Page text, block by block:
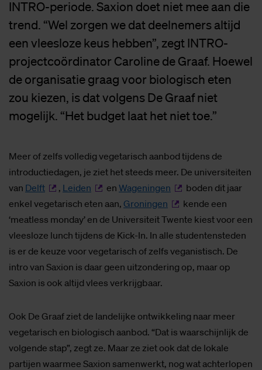
INTRO-periode. Saxion doet niet mee aan die
trend. “Wel zorgen we dat deelnemers altijd
een vleesloze keus hebben”, zegt INTRO-
projectcoördinator Caroline de Graaf. Hoewel
de organisatie graag voor biologisch eten
zou kiezen, is dat volgens De Graaf niet
mogelijk. “Het budget laat het niet toe.”
Meer of zelfs volledig vegetarisch aanbod tijdens de
introductiedagen, je ziet het steeds meer. De universiteiten
van Delft , Leiden en Wageningen
boden dit jaar
enkel vegetarisch eten aan, Groningen
kende een
‘meatless monday’ en de Universiteit Twente kiest voor een
vleesloze lunch tijdens de Kick-In. In alle studentensteden
is er de keuze voor vegetarisch of zelfs veganistisch. De
intro van Saxion is daar geen uitzondering op, maar op
Saxion is ook altijd vlees verkrijgbaar.
Ook De Graaf ziet de landelijke ontwikkeling naar meer
vegetarisch en biologisch aanbod. “Dat is waarschijnlijk de
volgende stap”, zegt ze. Maar ze ziet ook dat de lokale
partijen waarmee Saxion samenwerkt, nog wat achterlopen